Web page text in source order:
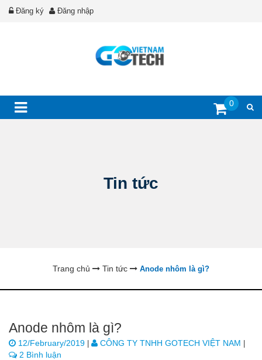
Đăng ký Đăng nhập
0
Tin tức
Trang chủ Tin tức Anode nhôm là gì?
Anode nhôm là gì?
12/February/2019 CÔNG TY TNHH GOTECH VIỆT NAM
2 Bình luận